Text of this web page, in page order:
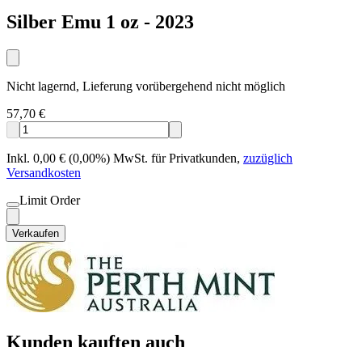
Silber Emu 1 oz - 2023
Nicht lagernd, Lieferung vorübergehend nicht möglich
57,70 €
Inkl. 0,00 € (0,00%) MwSt. für Privatkunden, zuzüglich
Versandkosten
Limit Order
Verkaufen
Kunden kauften auch